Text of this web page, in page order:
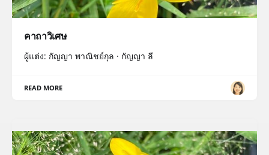
คาถาวิเศษ
ผู้แต่ง: กัญญา พาณิชย์กุล · กัญญา ลี
READ MORE